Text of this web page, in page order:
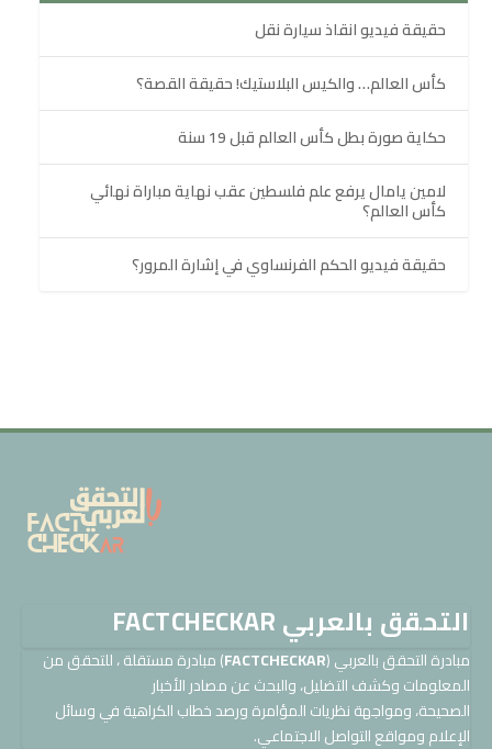
حقيقة فيديو انقاذ سيارة نقل
كأس العالم… والكيس البلاستيك! حقيقة القصة؟
حكاية صورة بطل كأس العالم قبل 19 سنة
لامين يامال يرفع علم فلسطين عقب نهاية مباراة نهائي
كأس العالم؟
حقيقة فيديو الحكم الفرنساوي في إشارة المرور؟
التحقق بالعربي FACTCHECKAR
مبادرة التحقق بالعربي (FACTCHECKAR) مبادرة مستقلة ، للتحقق من
المعلومات وكشف التضليل، والبحث عن مصادر الأخبار
الصحيحة، ومواجهة نظريات المؤامرة ورصد خطاب الكراهية في وسائل
الإعلام ومواقع التواصل الاجتماعي.